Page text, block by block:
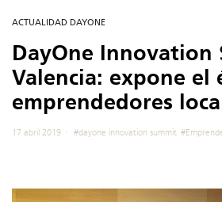
ACTUALIDAD DAYONE
DayOne Innovation
Valencia: expone el
emprendedores
17 abril 2019 #dayone innovation summit